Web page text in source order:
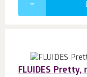
FLUIDES